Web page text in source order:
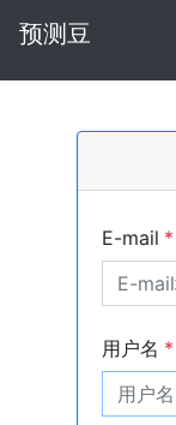
预测豆
E-mail *
用户名 *